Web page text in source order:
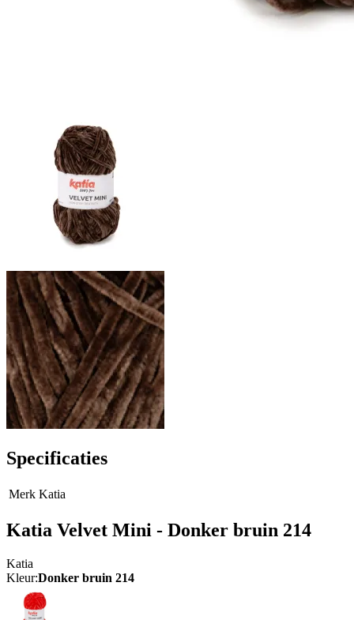
Specificaties
Merk Katia
Katia Velvet Mini - Donker bruin 214
Katia
Kleur:Donker bruin 214